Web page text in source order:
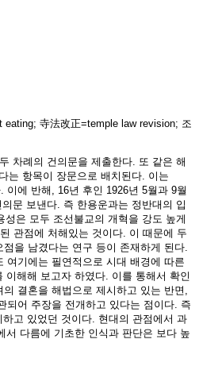
寺法改正=temple law revision; 조
차례의 건의문을 제출한다. 또 같은 해
는 항목이 장문으로 배치된다. 이는
이에 반해, 16년 후인 1926년 5월과 9월
문 보낸다. 즉 한용운과는 정반대의 입
은 모두 조선불교의 개혁을 강도 높게
관점에 처해있는 것이다. 이 때문에 두
을 남겼다는 연구 등이 존재하게 된다.
여기에는 필연적으로 시대 배경에 따른
해해 보고자 하였다. 이를 통해서 확인
결혼을 해법으로 제시하고 있는 반면,
되어 주장을 전개하고 있다는 점이다. 즉
고 있었던 것이다. 현대의 관점에서 과
다름에 기초한 인식과 판단은 보다 높